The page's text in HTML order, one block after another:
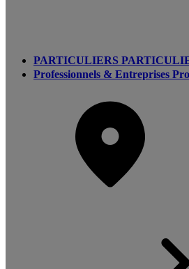
PARTICULIERS
Professionnels & Entreprises